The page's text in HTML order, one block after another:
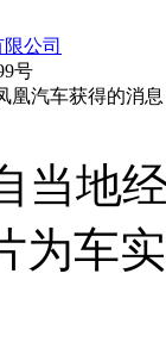
公司
号
凰汽车获得的消
当地
为车